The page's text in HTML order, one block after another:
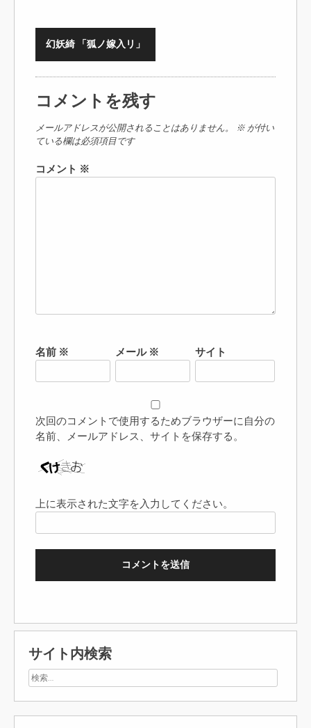
幻妖綺 「狐ノ嫁入リ」
コメントを残す
メールアドレスが公開されることはありません。 ※ が付い
ている欄は必須項目です
コメント ※
名前 ※ メール ※ サイト
次回のコメントで使用するためブラウザーに自分の
名前、メールアドレス、サイトを保存する。
上に表示された文字を入力してください。
サイト内検索